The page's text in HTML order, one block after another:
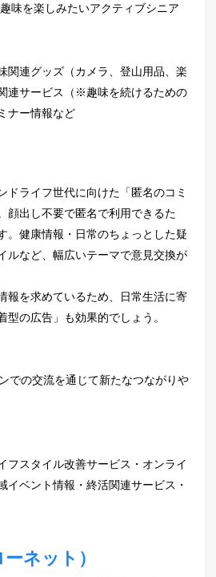
味を楽しみたいアクティブシニア
関連グッズ（カメラ、登山用品、楽
連サービス（※趣味を続けるための
ナー情報など
ドライフ世代に向けた「匿名のコミ
顔出し不要で匿名で利用できるた
。健康情報・日常のちょっとした疑
ルなど、幅広いテーマで意見交換が
報を求めているため、日常生活に寄
型の広告」も効果的でしょう。
での交流を通じて新たなつながりや
フスタイル改善サービス・オンライ
イベント情報・終活関連サービス・
ネット）